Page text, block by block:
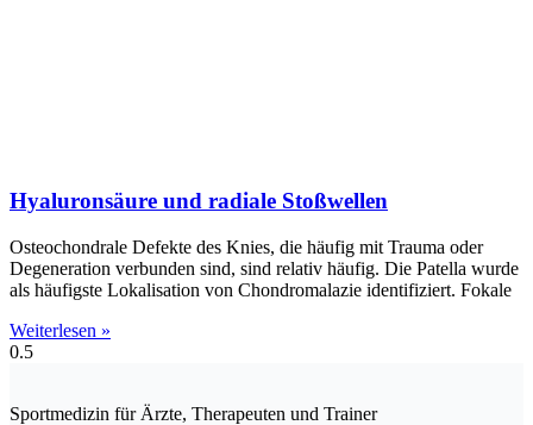
Hyaluronsäure und radiale Stoßwellen
Osteochondrale Defekte des Knies, die häufig mit Trauma oder
Degeneration verbunden sind, sind relativ häufig. Die Patella wurde
als häufigste Lokalisation von Chondromalazie identifiziert. Fokale
Weiterlesen »
Sportmedizin für Ärzte, Therapeuten und Trainer